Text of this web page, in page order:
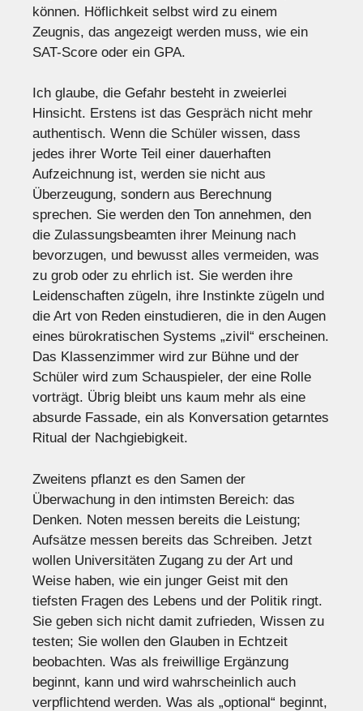
können. Höflichkeit selbst wird zu einem
Zeugnis, das angezeigt werden muss, wie ein
SAT-Score oder ein GPA.
Ich glaube, die Gefahr besteht in zweierlei
Hinsicht. Erstens ist das Gespräch nicht mehr
authentisch. Wenn die Schüler wissen, dass
jedes ihrer Worte Teil einer dauerhaften
Aufzeichnung ist, werden sie nicht aus
Überzeugung, sondern aus Berechnung
sprechen. Sie werden den Ton annehmen, den
die Zulassungsbeamten ihrer Meinung nach
bevorzugen, und bewusst alles vermeiden, was
zu grob oder zu ehrlich ist. Sie werden ihre
Leidenschaften zügeln, ihre Instinkte zügeln und
die Art von Reden einstudieren, die in den Augen
eines bürokratischen Systems „zivil“ erscheinen.
Das Klassenzimmer wird zur Bühne und der
Schüler wird zum Schauspieler, der eine Rolle
vorträgt. Übrig bleibt uns kaum mehr als eine
absurde Fassade, ein als Konversation getarntes
Ritual der Nachgiebigkeit.
Zweitens pflanzt es den Samen der
Überwachung in den intimsten Bereich: das
Denken. Noten messen bereits die Leistung;
Aufsätze messen bereits das Schreiben. Jetzt
wollen Universitäten Zugang zu der Art und
Weise haben, wie ein junger Geist mit den
tiefsten Fragen des Lebens und der Politik ringt.
Sie geben sich nicht damit zufrieden, Wissen zu
testen; Sie wollen den Glauben in Echtzeit
beobachten. Was als freiwillige Ergänzung
beginnt, kann und wird wahrscheinlich auch
verpflichtend werden. Was als „optional“ beginnt,